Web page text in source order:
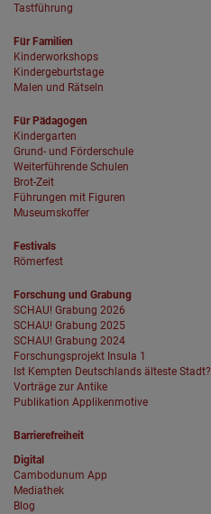
Tastführung
Für Familien
Kinderworkshops
Kindergeburtstage
Malen und Rätseln
Für Pädagogen
Kindergarten
Grund- und Förderschule
Weiterführende Schulen
Brot-Zeit
Führungen mit Figuren
Museumskoffer
Festivals
Römerfest
Forschung und Grabung
SCHAU! Grabung 2026
SCHAU! Grabung 2025
SCHAU! Grabung 2024
Forschungsprojekt Insula 1
Ist Kempten Deutschlands älteste Stadt?
Vorträge zur Antike
Publikation Applikenmotive
Barrierefreiheit
Digital
Cambodunum App
Mediathek
Blog